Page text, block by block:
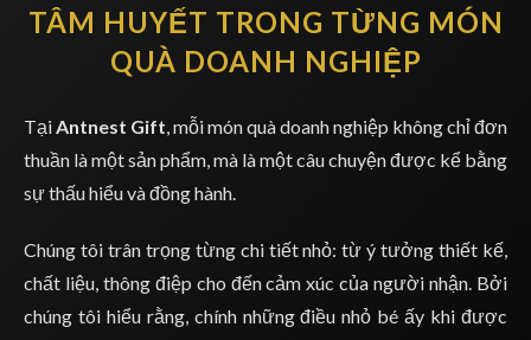
TÂM HUYẾT TRONG TỪNG MÓN
QUÀ DOANH NGHIỆP
TạiAntnest Gift, mỗi món quà doanh nghiệp không chỉ đơn
thuần là một sản phẩm, mà là một câu chuyện được kể bằng
sự thấu hiểu và đồng hành.
Chúng tôi trân trọng từng chi tiết nhỏ: từ ý tưởng thiết kế,
chất liệu, thông điệp cho đến cảm xúc của người nhận. Bởi
chúng tôi hiểu rằng, chính những điều nhỏ bé ấy khi được